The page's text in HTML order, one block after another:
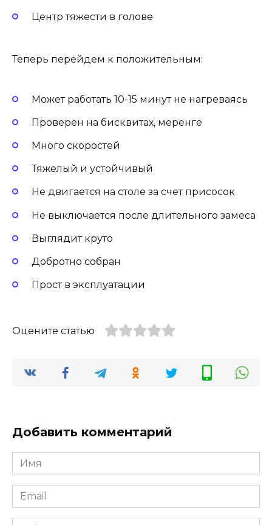
Центр тяжести в голове
Теперь перейдем к положительным:
Может работать 10-15 минут не нагреваясь
Проверен на бисквитах, меренге
Много скоростей
Тяжелый и устойчивый
Не двигается на столе за счет присосок
Не выключается после длительного замеса
Выглядит круто
Добротно собран
Прост в эксплуатации
Оцените статью
Добавить комментарий
Имя
Email